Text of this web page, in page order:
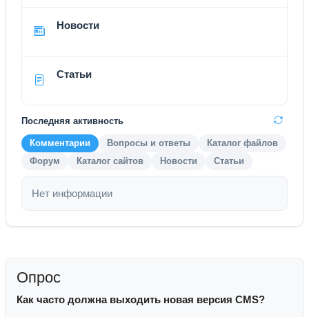
Новости
Статьи
Последняя активность
Комментарии Вопросы и ответы
Каталог файлов
Форум
Каталог сайтов Новости Статьи
Нет информации
Опрос
Как часто должна выходить новая версия CMS?